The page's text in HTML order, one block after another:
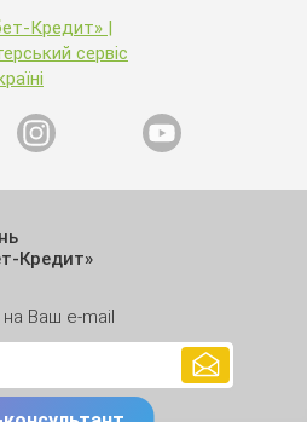
Кредит»
на Ваш e-mail